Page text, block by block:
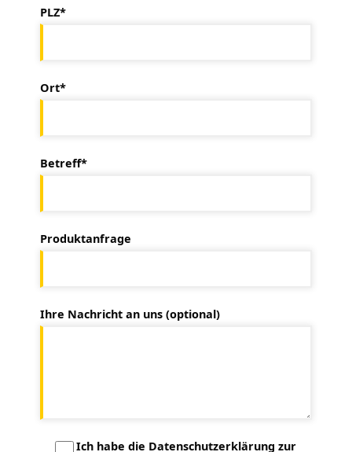
PLZ*
Ort*
Betreff*
Produktanfrage
Ihre Nachricht an uns (optional)
Ich habe die Datenschutzerklärung zur